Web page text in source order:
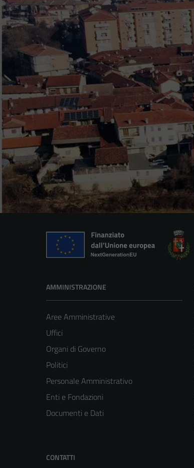
AMMINISTRAZIONE
Aree Amministrative
Uffici
Organi di Governo
Politici
Personale Amministrativo
Enti e Fondazioni
Documenti e Dati
CONTATTI